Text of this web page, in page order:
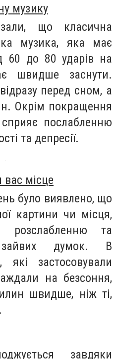
музику
що класична
музика, яка має
60 до 80 ударів на
швидше заснути.
перед сном, а
Окрім покращення
послабленню
та депресії.
вас місце
було виявлено, що
картини чи місця,
розслабленню та
зайвих думок. В
які застосовували
на безсоння,
швидше, ніж ті,
завдяки